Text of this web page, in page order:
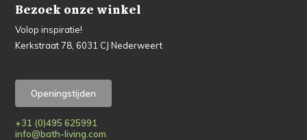
Bezoek onze winkel
Volop inspiratie!
Kerkstraat 78, 6031 CJ Nederweert
Openingstijden
+31 (0)495 625991
info@bath-living.com